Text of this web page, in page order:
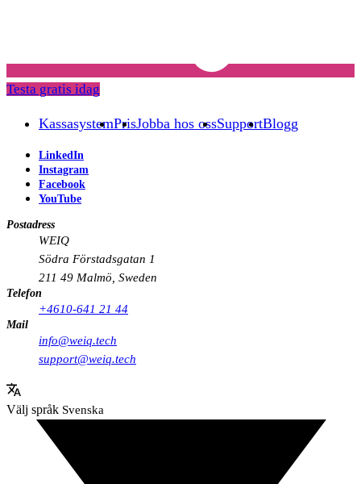
Testa gratis idag
KassasystemPrisJobba hos ossSupportBlogg
LinkedIn
Instagram
Facebook
YouTube
Postadress
WEIQ
Södra Förstadsgatan 1
211 49 Malmö, Sweden
Telefon
+4610-641 21 44
Mail
info@weiq.tech
support@weiq.tech
Välj språk Svenska